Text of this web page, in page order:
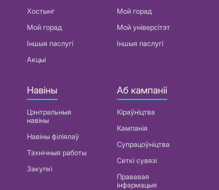
Хостынг
Мой горад
Іншыя паслугі
Акцыі
Мой горад
Мой універсітэт
Іншыя паслугі
Навіны
Цэнтральныя
навіны
Навіны філіялаў
Тэхнічныя работы
Закупкі
Аб кампаніі
Кіраўніцтва
Кампанія
Супрацоўніцтва
Сеткі сувязі
Прававая
інфармацыя